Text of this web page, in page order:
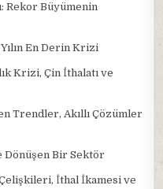
Rekor Büyümenin
En Derin Krizi
Krizi, Çin İthalatı ve
Trendler, Akıllı Çözümler
Dönüşen Bir Sektör
İthal İkamesi ve